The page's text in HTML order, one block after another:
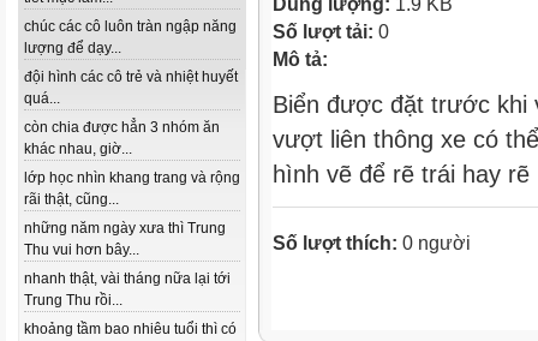
chúc các cô luôn tràn ngập năng
lượng để dạy...
đội hình các cô trẻ và nhiệt huyết
quá...
còn chia được hẳn 3 nhóm ăn
khác nhau, giờ...
lớp học nhìn khang trang và rộng
rãi thật, cũng...
những năm ngày xưa thì Trung
Thu vui hơn bây...
nhanh thật, vài tháng nữa lại tới
Trung Thu rồi...
khoảng tầm bao nhiêu tuổi thì có
Dung lượng: 1.9 KB
Số lượt tải: 0
Mô tả:
Biển được đặt trước khi
vượt liên thông xe có
hình vẽ để rẽ trái hay rẽ
Số lượt thích: 0 người